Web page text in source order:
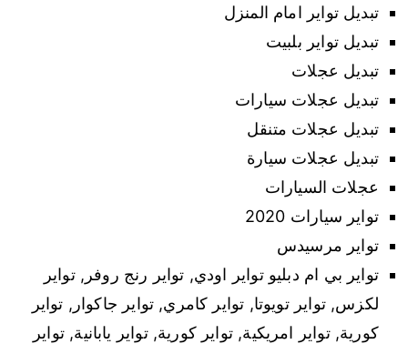
تبديل تواير امام المنزل
تبديل تواير بلبيت
تبديل عجلات
تبديل عجلات سيارات
تبديل عجلات متنقل
تبديل عجلات سيارة
عجلات السيارات
تواير سيارات 2020
تواير مرسيدس
تواير بي ام دبليو تواير اودي, تواير رنج روفر, تواير
لكزس, تواير تويوتا, تواير كامري, تواير جاكوار, تواير
كورية, تواير امريكية, تواير كورية, تواير يابانية, تواير